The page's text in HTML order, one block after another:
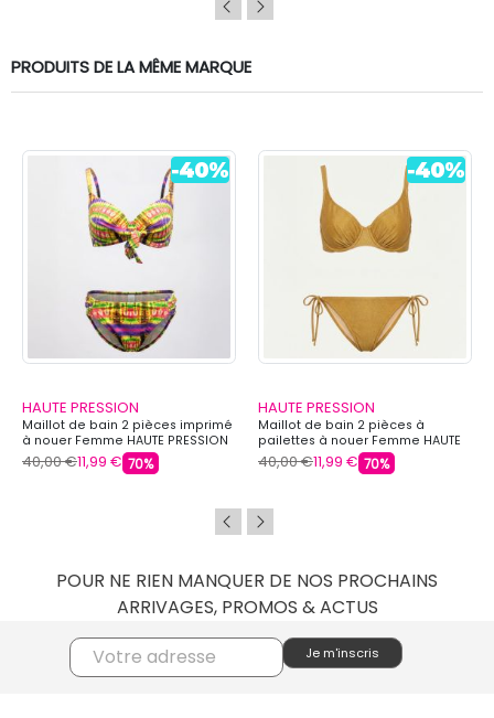
PRODUITS DE LA MÊME MARQUE
HAUTE PRESSION
Maillot de bain 2 pièces imprimé
à nouer Femme HAUTE PRESSION
40,00 €11,99 € 70%
HAUTE PRESSION
Maillot de bain 2 pièces à
pailettes à nouer Femme HAUTE
PRESSION
40,00 €11,99 € 70%
POUR NE RIEN MANQUER DE NOS PROCHAINS
ARRIVAGES, PROMOS & ACTUS